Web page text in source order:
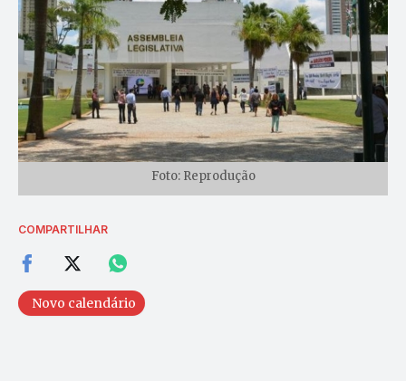
Foto: Reprodução
COMPARTILHAR
Novo calendário